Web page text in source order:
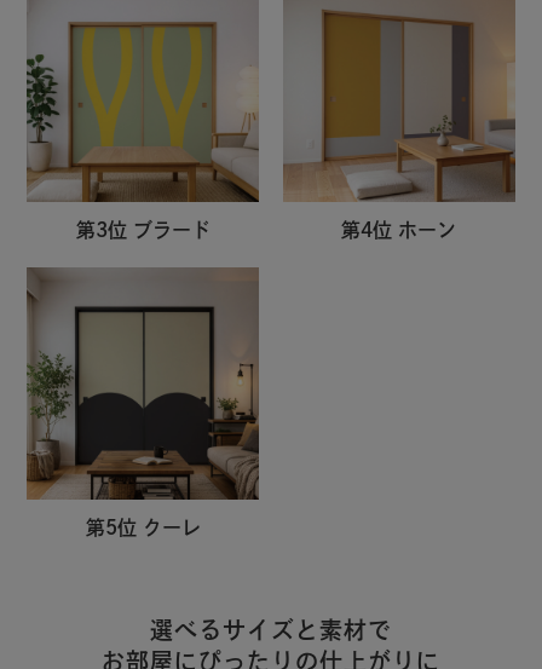
第3位 ブラード 第4位 ホーン
第5位 クーレ
選べるサイズと素材で
お部屋にぴったりの仕上がりに